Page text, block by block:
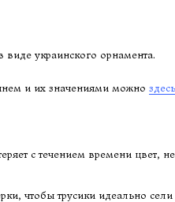
украинского орнамента.
и их значениями можно здесь
с течением времени цвет,
чтобы трусики идеально сели